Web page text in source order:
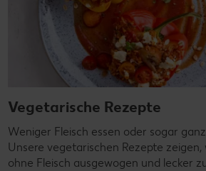
Vegetarische Rezepte
Weniger Fleisch essen oder sogar
Unsere vegetarischen Rezepte zeigen,
ohne Fleisch ausgewogen und lecker